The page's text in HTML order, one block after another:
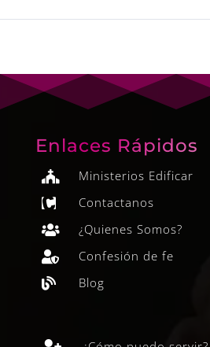
Enlaces Rápidos
 Ministerios Edificar
 Contactanos
 ¿Quienes Somos?
 Confesión de fe
 Blog